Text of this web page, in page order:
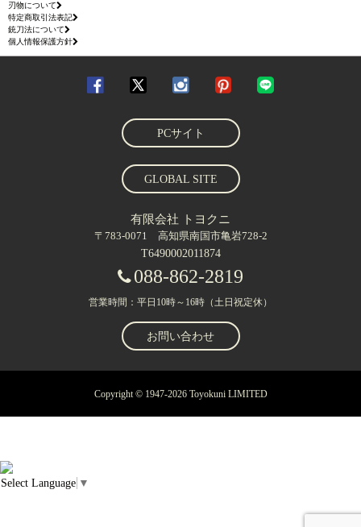
刃物について
特定商取引法表記
銃刀法について
個人情報保護方針
PCサイト
GLOBAL SITE
有限会社 トヨクニ
〒783-0071 高知県南国市亀岩728-2
T6490002011874
088-862-2819
営業時間：平日10時～16時（土日祝定休）
お問い合わせ
Copyright © 1947-2026 Toyokuni LIMITED
Select Language ▼